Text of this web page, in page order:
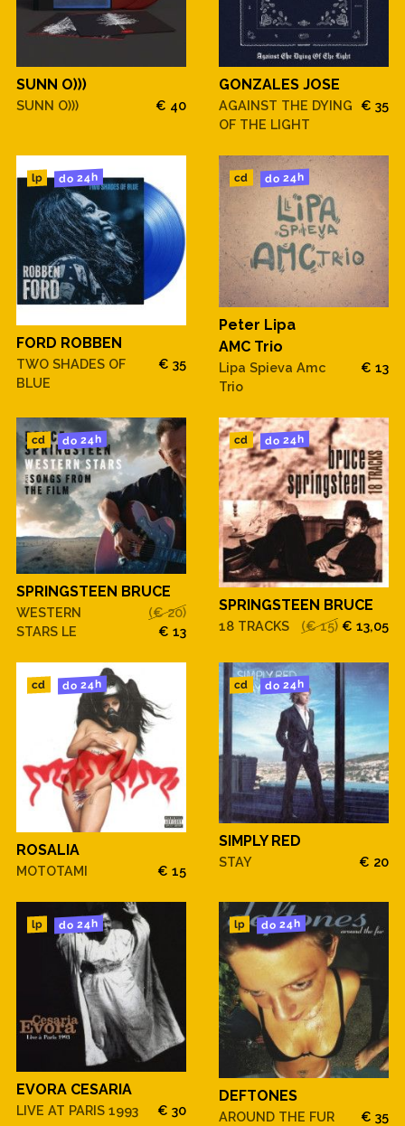
SUNN O)))
SUNN O))) € 40
GONZALES JOSE
AGAINST THE DYING
OF THE LIGHT
€ 35
lp do 24h
FORD ROBBEN
TWO SHADES OF
BLUE
€ 35
cd do 24h
Peter Lipa
AMC Trio
Lipa Spieva Amc
Trio
€ 13
cd do 24h
SPRINGSTEEN BRUCE
WESTERN
STARS LE
(€ 20)
€ 13
cd do 24h
SPRINGSTEEN BRUCE
18 TRACKS (€ 15) € 13,05
cd do 24h
ROSALIA
MOTOTAMI € 15
cd do 24h
SIMPLY RED
STAY € 20
lp do 24h
EVORA CESARIA
LIVE AT PARIS 1993 € 30
lp do 24h
DEFTONES
AROUND THE FUR € 35